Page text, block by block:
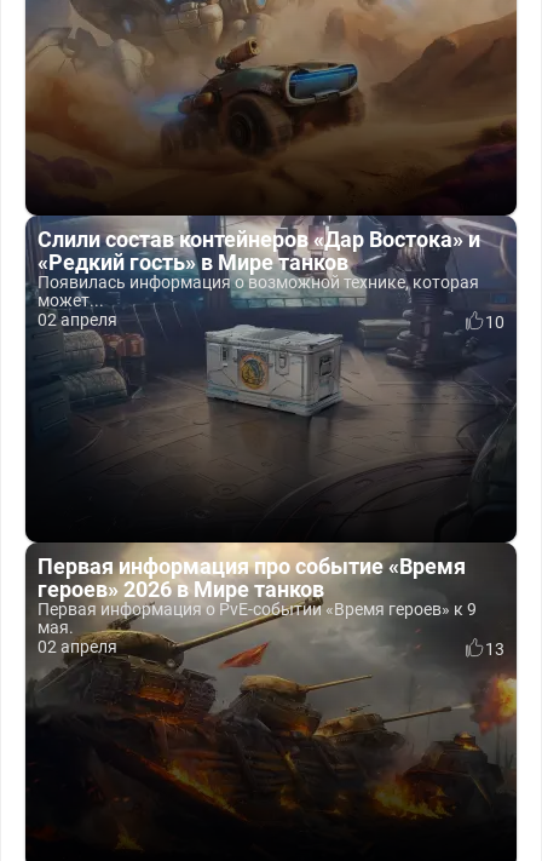
Слили состав контейнеров «Дар Востока» и
«Редкий гость» в Мире танков
Появилась информация о возможной технике, которая
может...
02 апреля
10
Первая информация про событие «Время
героев» 2026 в Мире танков
Первая информация о PvE‑событии «Время героев» к 9
мая.
02 апреля
13